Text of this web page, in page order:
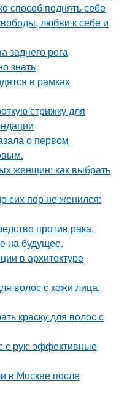
способ поднять себе
любви к себе и
заднего рога
знать
в рамках
стрижку для
о первом
женщин: как выбрать
сих пор не женился:
против рака.
на будущее.
в архитектуре
волос с кожи лица:
краску для волос с
с рук: эффективные
в Москве после